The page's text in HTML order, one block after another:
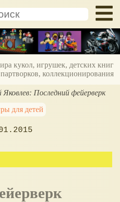
кукол, игрушек, детских книг
коллекционирования
Последний фейерверк
для детей